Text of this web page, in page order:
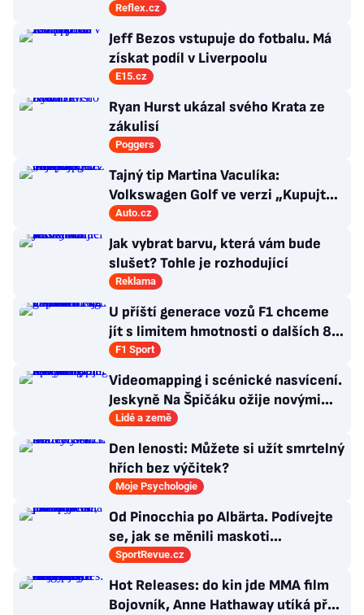
vycouval
Reflex.cz
Jeff Bezos vstupuje do fotbalu. Má
získat podíl v Liverpoolu
E15.cz
Ryan Hurst ukázal svého Krata ze
zákulisí
Poggers
Tajný tip Martina Vaculíka:
Volkswagen Golf ve verzi „Kupujte,
než ho zakážou“
Auto.cz
Jak vybrat barvu, která vám bude
slušet? Tohle je rozhodující
Reklama
U příští generace vozů F1 chceme
jít s limitem hmotnosti o dalších 80
kg níž, tvrdí FIA
F1 Sport
Videomapping i scénické nasvícení.
Jeskyně Na Špičáku ožije novými
technologiemi
Lidé a země
Den lenosti: Můžete si užít smrtelný
hřích bez výčitek?
Moje Psychologie
Od Pinocchia po Albärta. Podívejte
se, jak se měnili maskoti
fotbalového mistrovství Evropy
SportRevue.cz
Hot Releases: do kin jde MMA film
Bojovník, Anne Hathaway utíká před